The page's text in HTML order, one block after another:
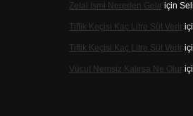
Zelal Ismi Nereden Geliriçin
Tiftik Keçisi Kaç Litre Süt Verir
Tiftik Keçisi Kaç Litre Süt Verir
Vücut Nemsiz Kalırsa Ne Olur